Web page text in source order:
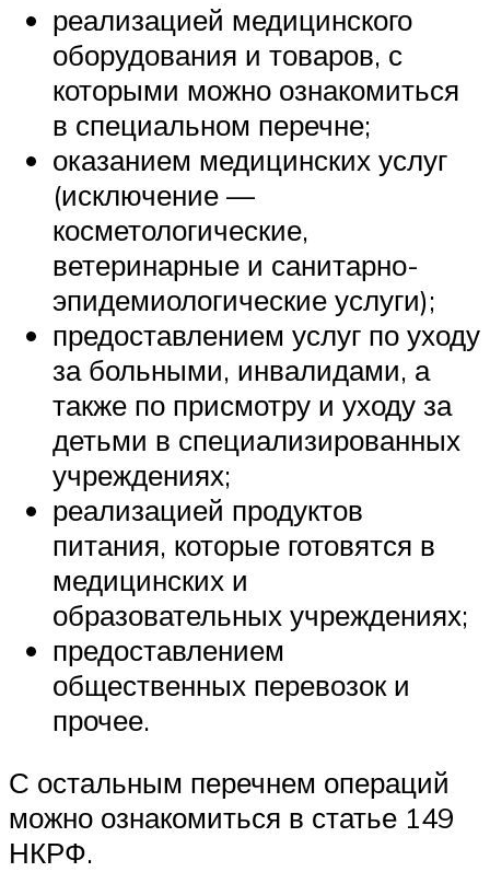
реализацией медицинского
оборудования и товаров, с
которыми можно ознакомиться
в специальном перечне;
оказанием медицинских услуг
(исключение —
косметологические,
ветеринарные и санитарно-
эпидемиологические услуги);
предоставлением услуг по уходу
за больными, инвалидами, а
также по присмотру и уходу за
детьми в специализированных
учреждениях;
реализацией продуктов
питания, которые готовятся в
медицинских и
образовательных учреждениях;
предоставлением
общественных перевозок и
прочее.
С остальным перечнем операций
можно ознакомиться в статье 149
НКРФ.